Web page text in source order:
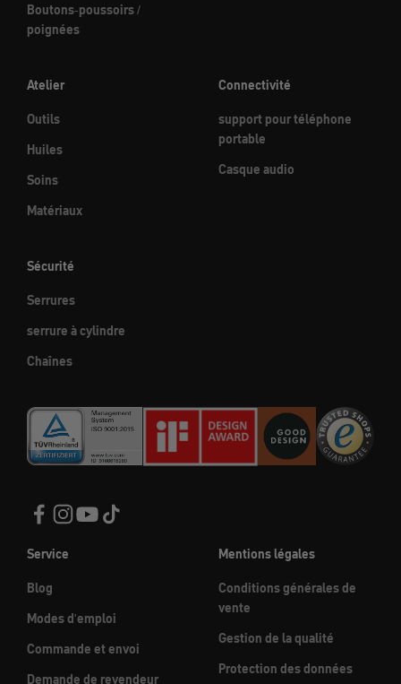
Boutons-poussoirs /
poignées
Atelier
Outils
Huiles
Soins
Matériaux
Connectivité
support pour téléphone
portable
Casque audio
Sécurité
Serrures
serrure à cylindre
Chaînes
Service
Blog
Modes d'emploi
Commande et envoi
Demande de revendeur
Mentions légales
Conditions générales de
vente
Gestion de la qualité
Protection des données